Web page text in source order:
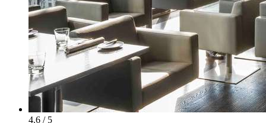
4.6 / 5